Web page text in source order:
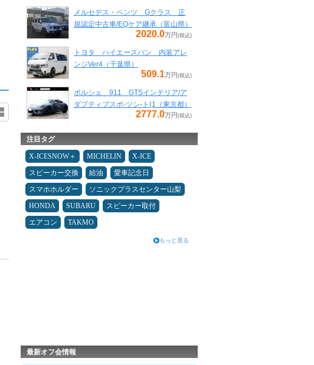
メルセデス・ベンツ Gクラス 正
規認定中古車/EQケア継承（富山県）
2020.0万円 (税込)
トヨタ ハイエースバン 内装アレ
ンジVer4（千葉県）
509.1万円 (税込)
ポルシェ 911 GTSインテリア/ア
ダプティブスポ-ツシ-ト(1（東京都）
2777.0万円 (税込)
注目タグ
X-ICESNOW＋ MICHELIN
X-ICE
スピーカー交換
給油
愛車記念日
スマホホルダー
ソニックプラスセンター山梨
HONDA
SUBARU
スピーカー取付
エアコン
TAKMO
もっと見る
最新オフ会情報